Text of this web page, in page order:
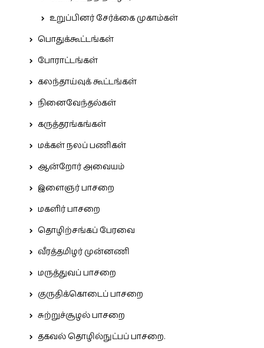
உறுப்பினர் சேர்க்கை முகாம்கள்
பொதுக்கூட்டங்கள்
போராட்டங்கள்
கலந்தாய்வுக் கூட்டங்கள்
நினைவேந்தல்கள்
கருத்தரங்கங்கள்
மக்கள் நலப் பணிகள்
ஆன்றோர் அவையம்
இளைஞர் பாசறை
மகளிர் பாசறை
தொழிற்சங்கப் பேரவை
வீரத்தமிழர் முன்னணி
மருத்துவப் பாசறை
குருதிக்கொடைப் பாசறை
சுற்றுச்சூழல் பாசறை
தகவல் தொழில்நுட்பப் பாசறை.